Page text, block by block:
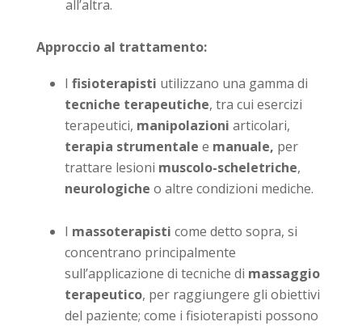
all’altra.
Approccio al trattamento:
I fisioterapisti utilizzano una gamma di
tecniche terapeutiche, tra cui esercizi
terapeutici, manipolazioni articolari,
terapia strumentale e manuale, per
trattare lesioni muscolo-scheletriche,
neurologiche o altre condizioni mediche.
I massoterapisti come detto sopra, si
concentrano principalmente
sull’applicazione di tecniche di massaggio
terapeutico, per raggiungere gli obiettivi
del paziente; come i fisioterapisti possono